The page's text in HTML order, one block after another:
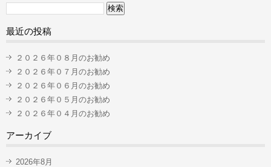
最近の投稿
２０２６年０８月のお勧め
２０２６年０７月のお勧め
２０２６年０６月のお勧め
２０２６年０５月のお勧め
２０２６年０４月のお勧め
アーカイブ
2026年8月